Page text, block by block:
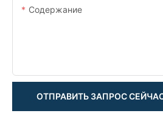
Содержание
ОТПРАВИТЬ ЗАПРОС